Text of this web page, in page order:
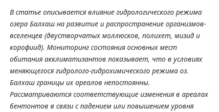
В статье описывается влияние гидрологического режима
озера Балхаш на развитие и распространение организмов-
вселенцев (двустворчатых моллюсков, полихет, мизид и
корофиид). Мониторинг состояния основных мест
обитания акклиматизантов показывает, что в условиях
меняющегося гидролого-гидрохимического режима оз.
Балхаш границы их ареалов непостоянны.
Рассматриваются соответствующие изменения в ареалах
бентонтов в связи с падением или повышением уровня